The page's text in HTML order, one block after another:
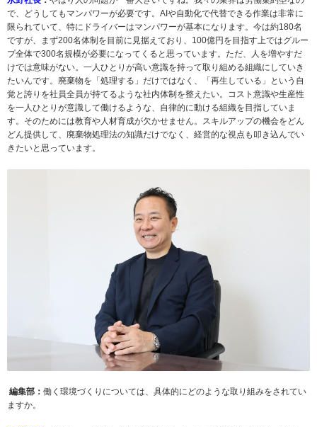
で、どうしてもマンパワーが必要です。AIや自動化で代替できる作業は非常に
限られていて、特にドライバーはマンパワーが基本になります。今は約180名
ですが、まず200名体制を目前に見据えており、100億円を目指す上ではグルー
プ全体で300名規模が必要になってくると思っています。ただ、人を増やすだ
けでは意味がない。一人ひとりが高い意識を持って取り組める組織にしていき
たいんです。廃棄物を「処理する」だけではなく、「再生している」という自
覚と誇りを社員全員が持てるような社内体制を整えたい。コスト意識や生産性
を一人ひとりが意識して働けるような、自律的に動ける組織を目指していま
す。そのためには教育や人材育成が欠かせません。スキルアップの機会をどん
どん提供して、廃棄物処理法の知識だけでなく、経営的な視点も叩き込んでい
きたいと思っています。
編集部： 働く環境づくりについては、具体的にどのような取り組みをされてい
ますか。